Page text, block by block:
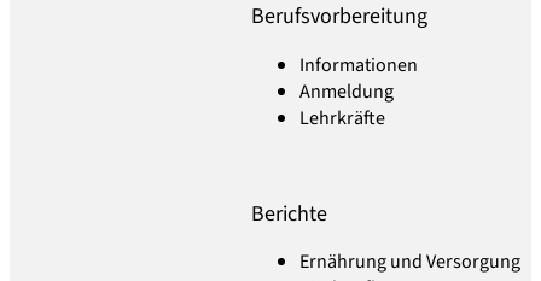
Berufsvorbereitung
Informationen
Anmeldung
Lehrkräfte
Berichte
Ernährung und Versorgung